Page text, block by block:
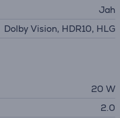
Jah
Dolby Vision, HDR10, HLG
20 W
2.0